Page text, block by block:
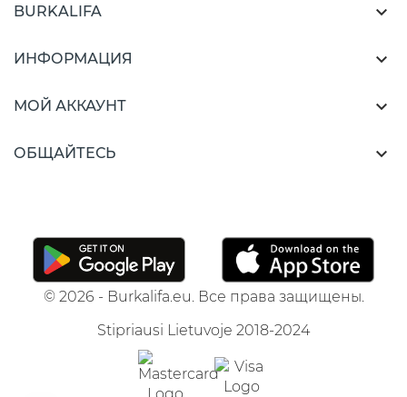
BURKALIFA 
ИНФОРМАЦИЯ 
МОЙ АККАУНТ 
ОБЩАЙТЕСЬ 
© 2026 - Burkalifa.eu. Все права защищены.
Stipriausi Lietuvoje 2018-2024